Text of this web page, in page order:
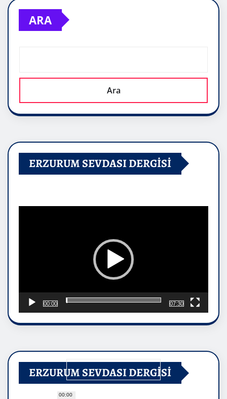
ARA
Ara
ERZURUM SEVDASI DERGİSİ
00:00
00:00
07:30
ERZURUM SEVDASI DERGİSİ